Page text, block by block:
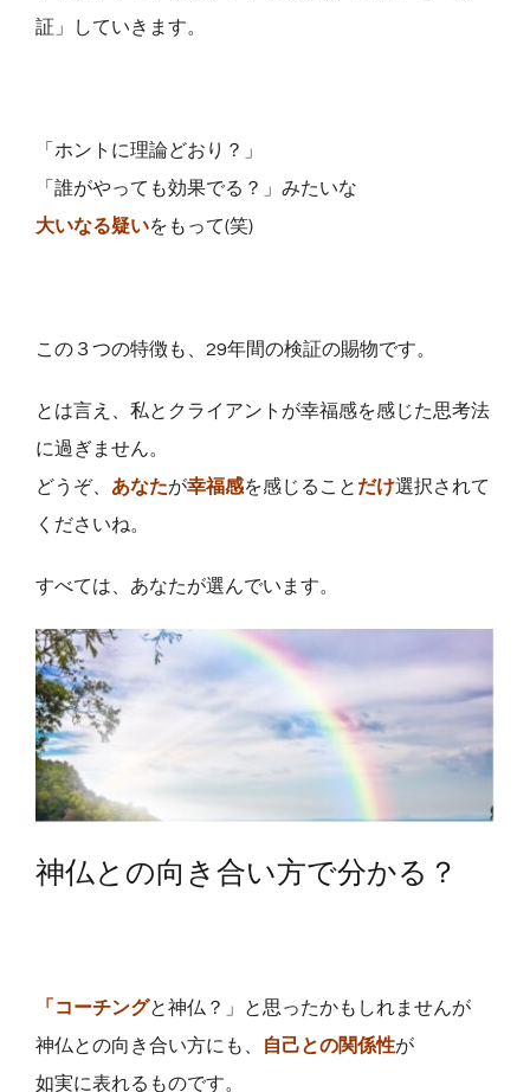
証」していきます。
「ホントに理論どおり？」
「誰がやっても効果でる？」みたいな
大いなる疑いをもって(笑)
この３つの特徴も、29年間の検証の賜物です。
とは言え、私とクライアントが幸福感を感じた思考法
に過ぎません。
どうぞ、 あなたが幸福感を感じること だけ選択されて
くださいね。
すべては、あなたが選んでいます。
神仏との向き合い方で分かる？
「コーチングと神仏？」と思ったかもしれませんが
神仏との向き合い方にも、
自己との関係性が
如実に表れるものです。